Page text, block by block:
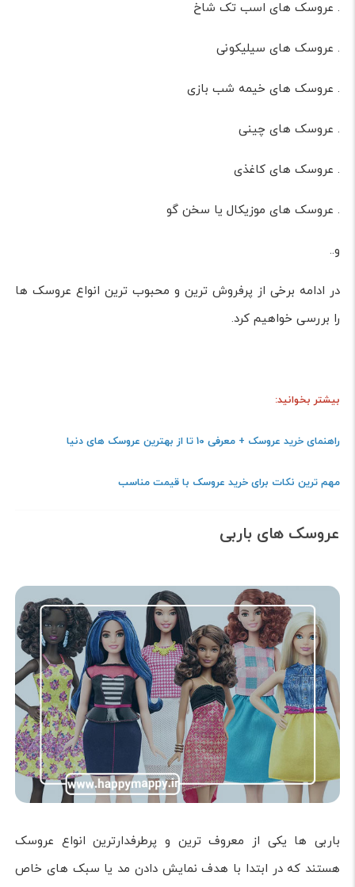
. عروسک های اسب تک شاخ
. عروسک های سیلیکونی
. عروسک های خیمه شب بازی
. عروسک های چینی
. عروسک های کاغذی
. عروسک های موزیکال یا سخن گو
و..
در ادامه برخی از پرفروش ترین و محبوب ترین انواع عروسک ها
را بررسی خواهیم کرد.
بیشتر بخوانید:
راهنمای خرید عروسک + معرفی 10 تا از بهترین عروسک های دنیا
مهم ترین نکات برای خرید عروسک با قیمت مناسب
عروسک های باربی
باربی ها یکی از معروف ترین و پرطرفدارترین انواع عروسک
هستند که در ابتدا با هدف نمایش دادن مد یا سبک های خاص